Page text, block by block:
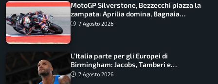
MotoGP Silverstone, Bezzecchi piazza la
zampata: Aprilia domina, Bagnaia
costretto al Q1
7 Agosto 2026
L’Italia parte per gli Europei di
Birmingham: Jacobs, Tamberi e
Battocletti guidano una spedizione
7 Agosto 2026